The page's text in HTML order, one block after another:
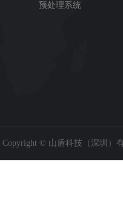
预处理系统
Copyright © 山盾科技（深圳）